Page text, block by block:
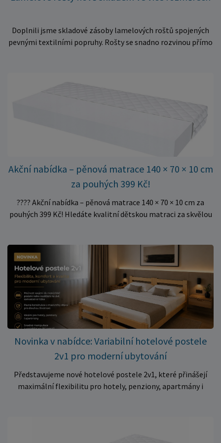
Doplnili jsme skladové zásoby lamelových roštů spojených
pevnými textilními popruhy. Rošty se snadno rozvinou přímo
množství kusů, proto můžeme objednávky rychle expedovat.
Vyberte si vhodný rozměr a dopřejte své matraci kvalitní
podklad za výhodnou cenu.
Akční nabídka – pěnová matrace 140 × 70 × 10 cm
za pouhých 399 Kč!
???? Akční nabídka – pěnová matrace 140 × 70 × 10 cm za
pouhých 399 Kč! Hledáte kvalitní dětskou matraci za skvělou
✅ Pohodlné pěnové jádro pro komfortní spánek dítěte ✅
Skvělá volba do dětských postýlek ✅ Výjimečně výhodná cena
– jen 399 Kč Využijte této mimořádné nabídky a pořiďte
kvalitní matraci za cenu, která patří k nejvýhodnějším na
trhu. Akce platí pouze do vyprodání zásob. Nakupujte chytře a
ušetřete!
Novinka v nabídce: Variabilní hotelové postele
2v1 pro moderní ubytování
Představujeme nové hotelové postele 2v1, které přinášejí
maximální flexibilitu pro hotely, penziony, apartmány i